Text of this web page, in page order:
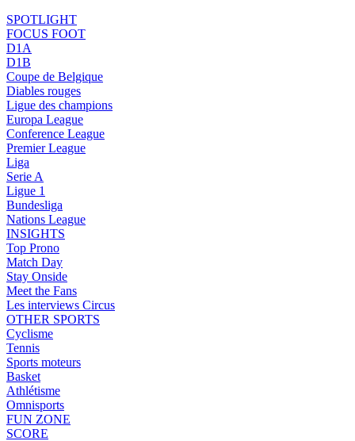
SPOTLIGHT
FOCUS FOOT
D1A
D1B
Coupe de Belgique
Diables rouges
Ligue des champions
Europa League
Conference League
Premier League
Liga
Serie A
Ligue 1
Bundesliga
Nations League
INSIGHTS
Top Prono
Match Day
Stay Onside
Meet the Fans
Les interviews Circus
OTHER SPORTS
Cyclisme
Tennis
Sports moteurs
Basket
Athlétisme
Omnisports
FUN ZONE
SCORE